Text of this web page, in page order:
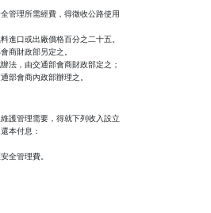
管理所需經費，得徵收公路使用
進口或出廠價格百分之二十五。
商財政部另定之。
法，由交通部會商財政部定之；
部會商內政部辦理之。
護管理需要，得就下列收入設立
本付息：
全管理費。